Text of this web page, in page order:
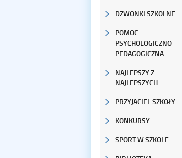
DZWONKI SZKOLNE
POMOC
PSYCHOLOGICZNO-
PEDAGOGICZNA
NAJLEPSZY Z
NAJLEPSZYCH
PRZYJACIEL SZKOŁY
KONKURSY
SPORT W SZKOLE